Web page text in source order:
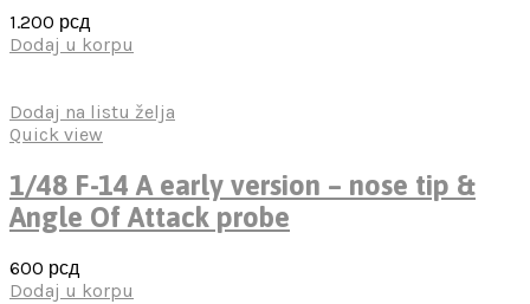
1.200 рсд
Dodaj u korpu
Dodaj na listu želja
Quick view
1/48 F-14 A early version – nose tip &
Angle Of Attack probe
600 рсд
Dodaj u korpu